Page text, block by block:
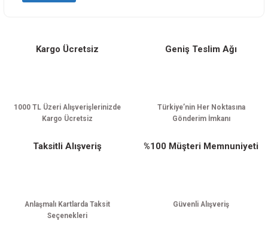
Kargo Ücretsiz
1000 TL Üzeri Alışverişlerinizde
Kargo Ücretsiz
Geniş Teslim Ağı
Türkiye’nin Her Noktasına
Gönderim İmkanı
Taksitli Alışveriş
Anlaşmalı Kartlarda Taksit
Seçenekleri
%100 Müşteri Memnuniyeti
Güvenli Alışveriş